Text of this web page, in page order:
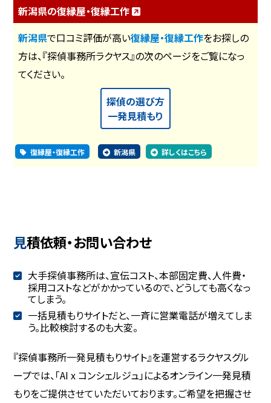
新潟県の復縁屋・復縁工作
新潟県で口コミ評価が高い復縁屋・復縁工作をお探しの
方は、『探偵事務所ラクヤス』の次のページをご覧になっ
てください。
探偵の選び方
一発見積もり
復縁屋・復縁工作 新潟県 詳しくはこちら
見積依頼・お問い合わせ
大手探偵事務所は、宣伝コスト、本部固定費、人件費・
採用コストなどがかかっているので、どうしても高くなっ
てしまう。
一括見積もりサイトだと、一斉に営業電話が増えてしま
う。比較検討するのも大変。
『探偵事務所一発見積もりサイト』を運営するラクヤスグル
ープでは、「AI x コンシェルジュ」によるオンライン一発見積
もりをご提供させていただいております。ご希望を把握させ